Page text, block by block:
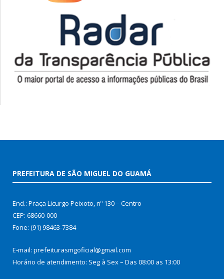
PREFEITURA DE SÃO MIGUEL DO GUAMÁ
End.: Praça Licurgo Peixoto, nº 130 – Centro
CEP: 68660-000
Fone: (91) 98463-7384
E-mail: prefeiturasmgoficial@gmail.com
Horário de atendimento: Seg à Sex – Das 08:00 as 13:00